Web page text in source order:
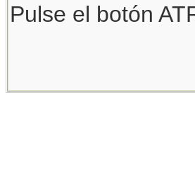
Pulse el botón